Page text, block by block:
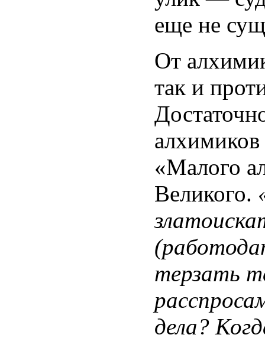
еще не
От
так и
«Малого
Великого.
терзать
дела?